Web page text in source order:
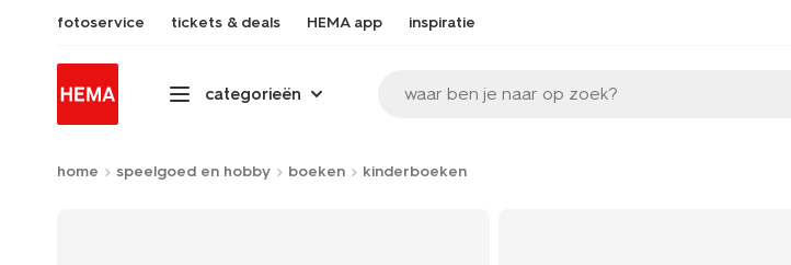
fotoservice tickets & deals HEMA app inspiratie
categorieën waar ben je naar op zoek?
home speelgoed en hobby boeken kinderboeken